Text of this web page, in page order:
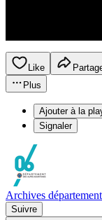
Like
Plus
Ajouter à la
Signaler
Archives
Suivre